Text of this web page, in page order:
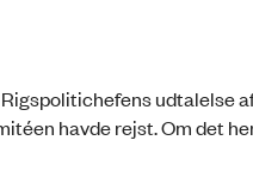
udtalelse
havde rejst. Om det